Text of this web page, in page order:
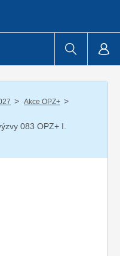
/ Akce OPZ+ /
083 OPZ+ I.